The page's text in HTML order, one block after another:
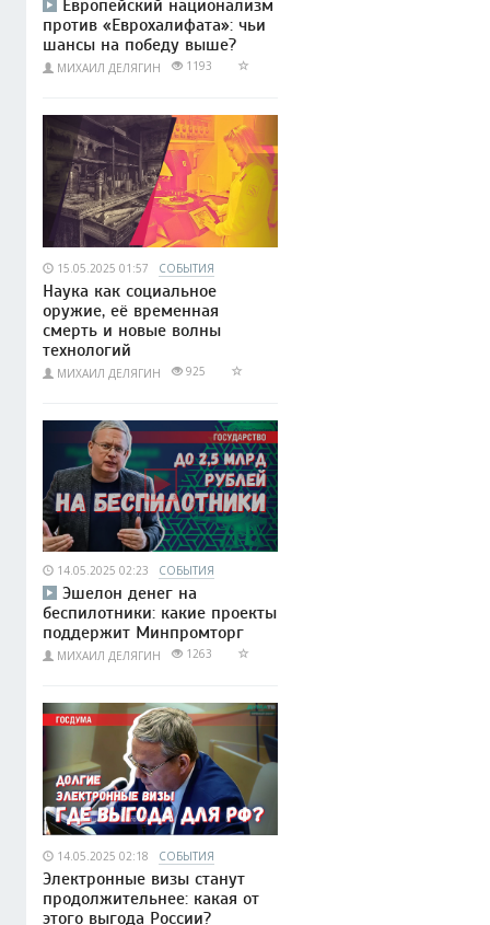
Европейский национализм
против «Еврохалифата»: чьи
шансы на победу выше?
МИХАИЛ ДЕЛЯГИН 1193
15.05.2025 01:57 СОБЫТИЯ
Наука как социальное
оружие, её временная
смерть и новые волны
технологий
МИХАИЛ ДЕЛЯГИН 925
14.05.2025 02:23 СОБЫТИЯ
Эшелон денег на
беспилотники: какие проекты
поддержит Минпромторг
МИХАИЛ ДЕЛЯГИН 1263
14.05.2025 02:18 СОБЫТИЯ
Электронные визы станут
продолжительнее: какая от
этого выгода России?